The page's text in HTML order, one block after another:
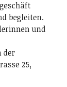
begleiten.
und
der
25,